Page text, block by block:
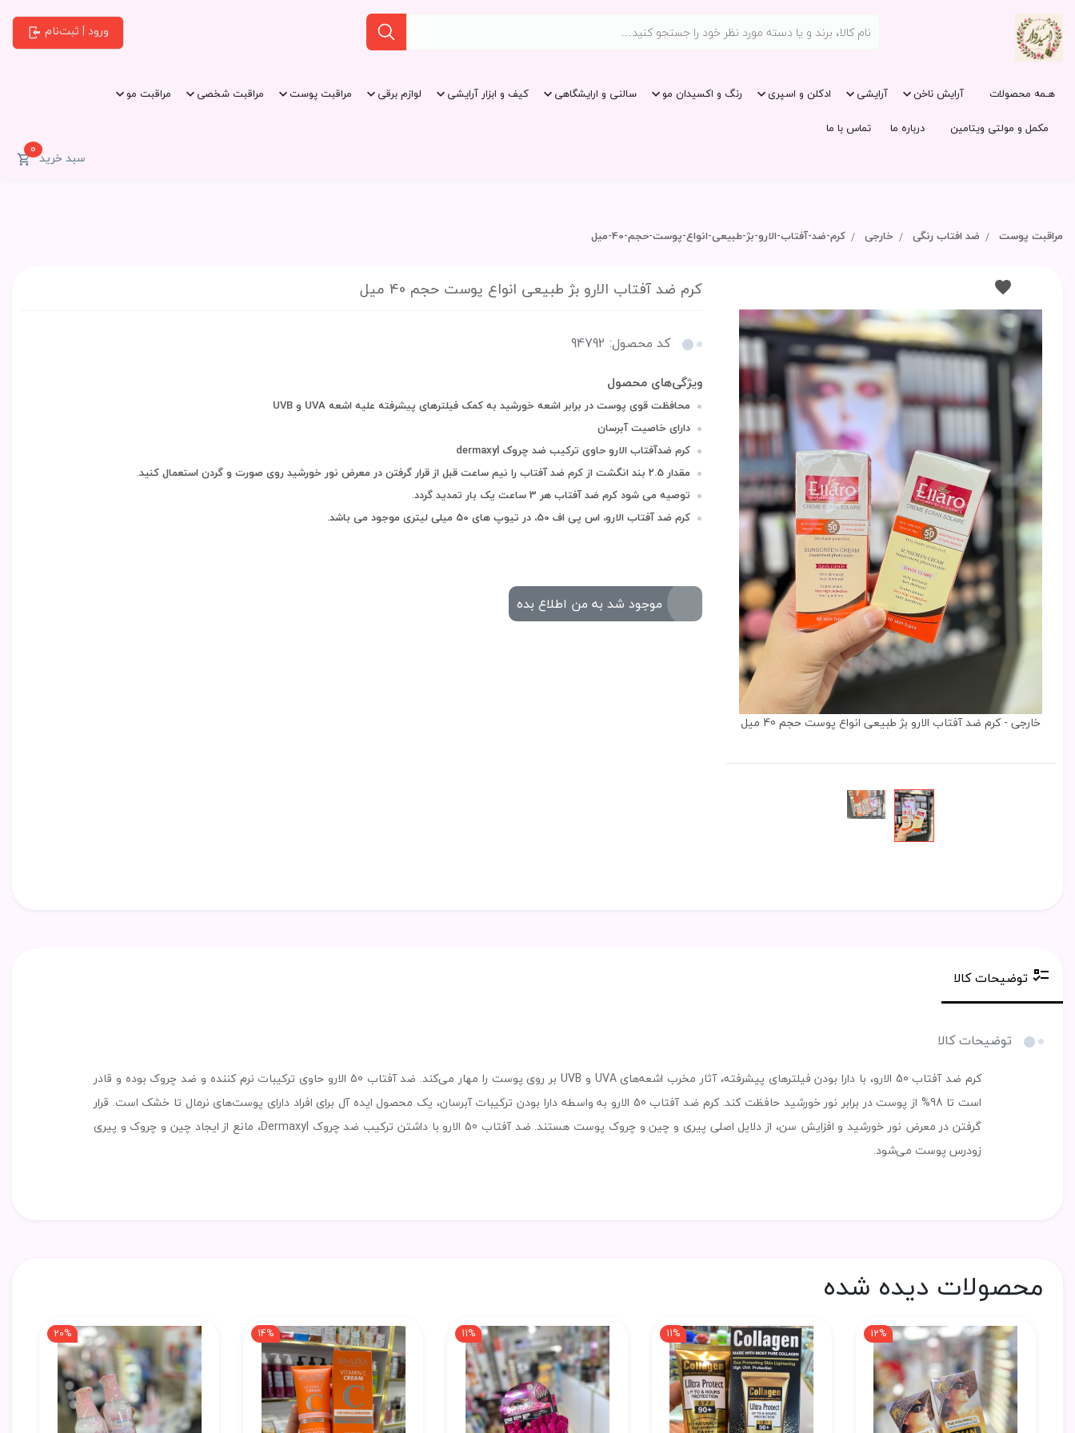
ورود | ثبت‌نام
هـمه محصولات آرایش ناخن آرایشی ادکلن و اسپری رنگ و اکسیدان مو سالنی و ارایشگاهی کیف و ابزار آرایشی لوازم برقی مراقبت پوست مراقبت شخصی
مراقبت مو
مکمل و مولتی ویتامین
درباره ما تماس با ما
سبد خرید0
مراقبت پوست ضد افتاب رنگی خارجی کرم-ضد-آفتاب-الارو-بژ-طبیعی-انواع-پوست-حجم-40-میل
خارجی - کرم ضد آفتاب الارو بژ طبیعی انواع پوست حجم 40 میل
کرم ضد آفتاب الارو بژ طبیعی انواع پوست حجم 40 میل
کد محصول: 94792
محافظت قوی پوست در برابر اشعه خورشید به کمک فیلترهای پیشرفته علیه اشعه UVA و UVB
دارای خاصیت آبرسان
کرم ضدآفتاب الارو حاوی ترکیب ضد چروک dermaxyl
مقدار 2.5 بند انگشت از کرم ضد آفتاب را نیم ساعت قبل از قرار گرفتن در معرض نور خورشید روی صورت و گردن استعمال کنید.
توصیه می شود کرم ضد آفتاب هر 3 ساعت یک بار تمدید گردد.
کرم ضد آفتاب الارو، اس پی اف 50، در تیوپ های 50 میلی لیتری موجود می باشد.
موجود شد به من اطلاع بده
توضیحات کالا
توضیحات کالا
کرم ضد آفتاب 50 الارو، با دارا بودن فیلترهای پیشرفته، آثار مخرب اشعه‌های UVA و UVB بر روی پوست را مهار می‌کند. ضد آفتاب 50 الارو حاوی ترکیبات نرم کننده و ضد چروک بوده و قادر
است تا 98% از پوست در برابر نور خورشید حافظت کند. کرم ضد آفتاب 50 الارو به واسطه دارا بودن ترکیبات آبرسان، یک محصول ایده آل برای افراد دارای پوست‌های نرمال تا خشک است. قرار
گرفتن در معرض نور خورشید و افزایش سن، از دلایل اصلی پیری و چین و چروک پوست هستند. ضد آفتاب 50 الارو با داشتن ترکیب ضد چروک Dermaxyl، مانع از ایجاد چین و چروک و پیری
زودرس پوست می‌شود.
محصولات دیده شده
12%
11%
11%
14%
20%